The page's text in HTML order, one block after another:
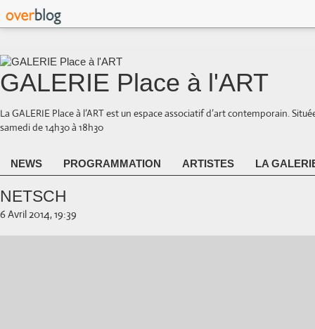
GALERIE Place à l'ART
La GALERIE Place à l’ART est un espace associatif d’art contemporain.
samedi de 14h30 à 18h30
NEWS PROGRAMMATION ARTISTES LA
NETSCH
6 Avril 2014, 19:39